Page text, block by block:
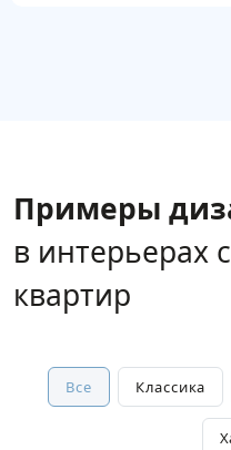
Примеры
в интерьерах
квартир
Все Классика